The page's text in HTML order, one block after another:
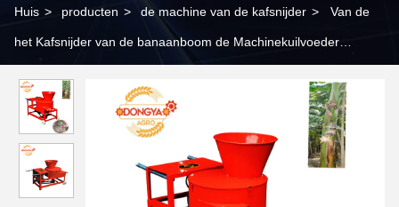
Huis > producten > de machine van de kafsnijder > Van de
het Kafsnijder van de banaanboom de Machinekuilvoeder